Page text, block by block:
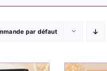
par défaut